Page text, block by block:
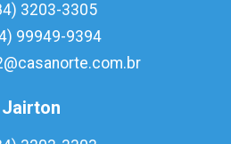
3203-3305
99949-9394
Jairton